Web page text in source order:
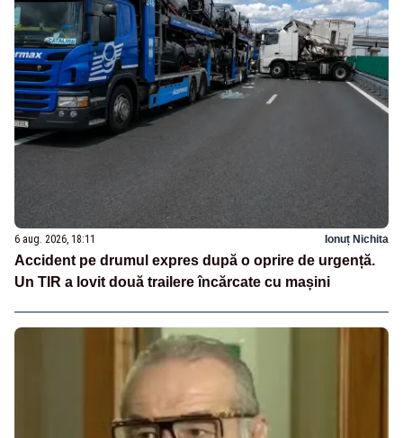
6 aug. 2026, 18:11 Ionuț Nichita
Accident pe drumul expres după o oprire de urgență.
Un TIR a lovit două trailere încărcate cu mașini